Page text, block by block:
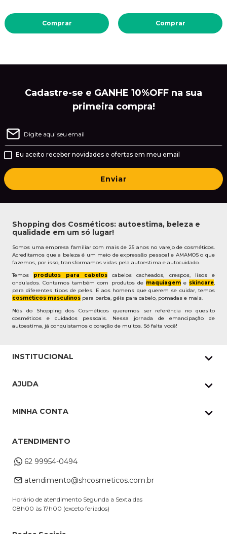
Comprar Comprar
Cadastre-se e GANHE 10%OFF na sua
primeira compra!
Eu aceito receber novidades e ofertas em meu email
Enviar
Shopping dos Cosméticos: autoestima, beleza e
qualidade em um só lugar!
Somos uma empresa familiar com mais de 25 anos no varejo de cosméticos.
Acreditamos que a beleza é um meio de expressão pessoal e AMAMOS o que
fazemos, por isso, transformamos vidas pela autoestima e autocuidado.
Temos produtos para cabeloscabelos cacheados, crespos, lisos e
ondulados. Contamos também com produtos de maquiageme skincare,
para diferentes tipos de peles. E aos homens que querem se cuidar, temos
cosméticos masculinos para barba, géis para cabelo, pomadas e mais.
Nós do Shopping dos Cosméticos queremos ser referência no quesito
cosméticos e cuidados pessoais. Nessa jornada de emancipação de
autoestima, já conquistamos o coração de muitos. Só falta você!
INSTITUCIONAL
Pedidos Whatsapp
Cupons
AJUDA
Troca e Devoluções
Dúvidas Frequentes
MINHA CONTA
Alterar Cadastro
ATENDIMENTO
62 99954-0494
atendimento@shcosmeticos.com.br
Horário de atendimento Segunda a Sexta das
08h00 às 17h00 (exceto feriados)